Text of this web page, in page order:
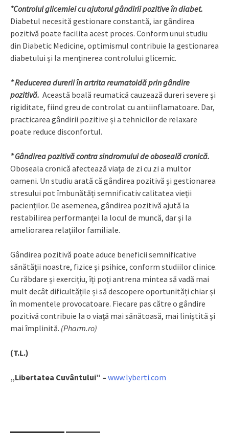
*Controlul glicemiei cu ajutorul gândirii pozitive în diabet.
Diabetul necesită gestionare constantă, iar gândirea
pozitivă poate facilita acest proces. Conform unui studiu
din Diabetic Medicine, optimismul contribuie la gestionarea
diabetului și la menținerea controlului glicemic.
*Reducerea durerii în artrita reumatoidă prin gândire
pozitivă. Această boală reumatică cauzează dureri severe și
rigiditate, fiind greu de controlat cu antiinflamatoare. Dar,
practicarea gândirii pozitive și a tehnicilor de relaxare
poate reduce disconfortul.
*Gândirea pozitivă contra sindromului de oboseală cronică.
Oboseala cronică afectează viața de zi cu zi a multor
oameni. Un studiu arată că gândirea pozitivă și gestionarea
stresului pot îmbunătăți semnificativ calitatea vieții
pacienților. De asemenea, gândirea pozitivă ajută la
restabilirea performanței la locul de muncă, dar și la
ameliorarea relațiilor familiale.
Gândirea pozitivă poate aduce beneficii semnificative
sănătății noastre, fizice și psihice, conform studiilor clinice.
Cu răbdare și exercițiu, îți poți antrena mintea să vadă mai
mult decât dificultățile și să descopere oportunități chiar și
în momentele provocatoare. Fiecare pas către o gândire
pozitivă contribuie la o viață mai sănătoasă, mai liniștită și
mai împlinită. (Pharm.ro)
(T.L.)
„Libertatea Cuvântului” – www.lyberti.com